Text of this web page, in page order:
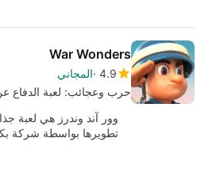
War Wonders
4.9 المجاني
حرب وعجائب: لعبة الدفاع
تطويرها بواسطة شركة